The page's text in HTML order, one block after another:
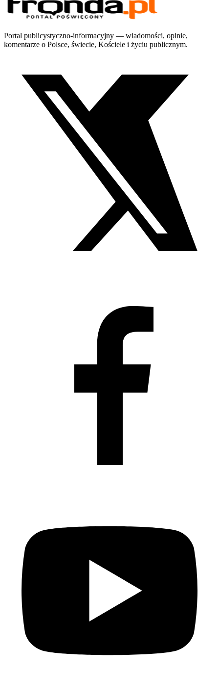
Portal publicystyczno-informacyjny — wiadomości, opinie,
komentarze o Polsce, świecie, Kościele i życiu publicznym.